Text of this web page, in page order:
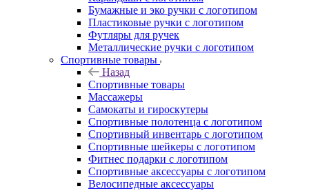
Бумажные и эко ручки с логотипом
Пластиковые ручки с логотипом
Футляры для ручек
Металлические ручки с логотипом
Спортивные товары
Назад
Спортивные товары
Массажеры
Самокаты и гироскутеры
Спортивные полотенца с логотипом
Спортивный инвентарь с логотипом
Спортивные шейкеры с логотипом
Фитнес подарки с логотипом
Спортивные аксессуары с логотипом
Велосипедные аксессуары